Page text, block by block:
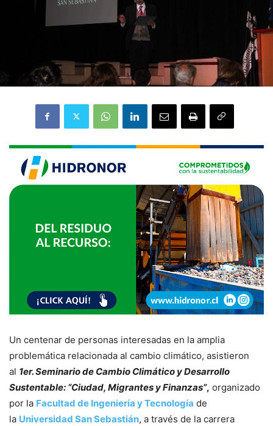
Un centenar de personas interesadas en la amplia
problemática relacionada al cambio climático, asistieron
al 1er. Seminario de Cambio Climático y Desarrollo
Sustentable: “Ciudad, Migrantes y Finanzas”, organizado
por la Facultad de Ingeniería y Tecnología de
la Universidad San Sebastián, a través de la carrera